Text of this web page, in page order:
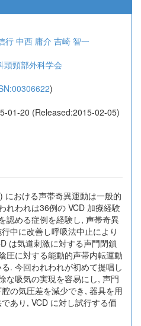
行中西 庸介 吉崎 智一
頭頸部外科学会
)
01-20 (Released:2015-02-05)
における声帯奇異運動は一般的
れわれは36例の VCD 加療経験
認める症例を経験し, 声帯奇異
中に改善し呼吸法中止により
は気道刺激に対する声門閉鎖
圧に対する能動的声帯内転運動
. 今回われわれが初めて提唱し
な吸気の実現を容易にし, 声門
の気圧差を減少でき, 器具を用
あり, VCD に対し試行する価